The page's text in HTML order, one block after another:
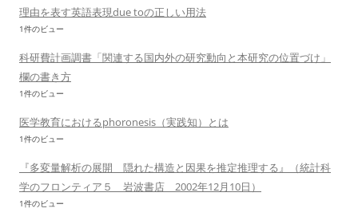
理由を表す英語表現due toの正しい用法
1件のビュー
科研費計画調書「関連する国内外の研究動向と本研究の位置づけ」
欄の書き方
1件のビュー
医学教育におけるphoronesis（実践知）とは
1件のビュー
『多変量解析の展開 隠れた構造と因果を推定推理する』（統計科
学のフロンティア５ 岩波書店 2002年12月10日）
1件のビュー